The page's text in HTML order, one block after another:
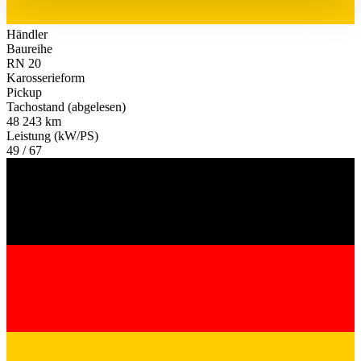
gesammelt haben.Datenschutzerklärung
Händler
Baureihe
RN 20
Karosserieform
Pickup
Tachostand (abgelesen)
48 243 km
Leistung (kW/PS)
49 / 67